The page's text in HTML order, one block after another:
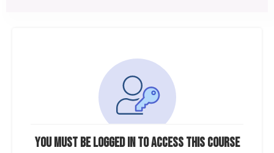
You must be logged in to access this course